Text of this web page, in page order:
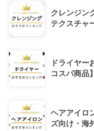
クレンジン
テクスチャ
ドライヤー
コスパ商品】
ヘアアイロ
ズ向け・海